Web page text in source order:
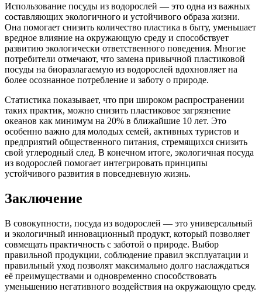
Использование посуды из водорослей — это одна из важных
составляющих экологичного и устойчивого образа жизни.
Она помогает снизить количество пластика в быту, уменьшает
вредное влияние на окружающую среду и способствует
развитию экологически ответственного поведения. Многие
потребители отмечают, что замена привычной пластиковой
посуды на биоразлагаемую из водорослей вдохновляет на
более осознанное потребление и заботу о природе.
Статистика показывает, что при широком распространении
таких практик, можно снизить пластиковое загрязнение
океанов как минимум на 20% в ближайшие 10 лет. Это
особенно важно для молодых семей, активных туристов и
предприятий общественного питания, стремящихся снизить
свой углеродный след. В конечном итоге, экологичная посуда
из водорослей помогает интегрировать принципы
устойчивого развития в повседневную жизнь.
Заключение
В совокупности, посуда из водорослей — это универсальный
и экологичный инновационный продукт, который позволяет
совмещать практичность с заботой о природе. Выбор
правильной продукции, соблюдение правил эксплуатации и
правильный уход позволят максимально долго наслаждаться
её преимуществами и одновременно способствовать
уменьшению негативного воздействия на окружающую среду.